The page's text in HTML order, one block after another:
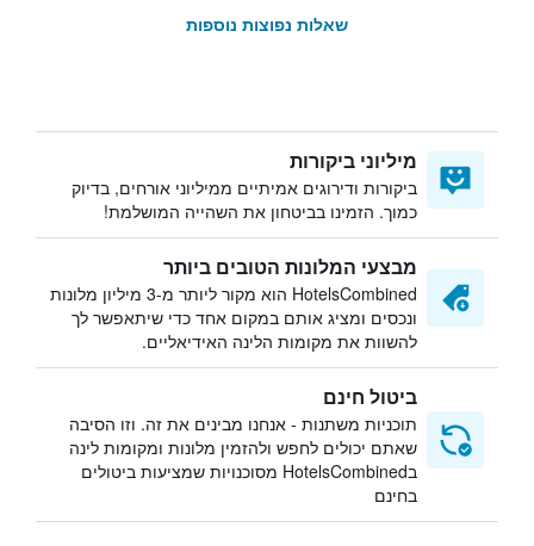
שאלות נפוצות נוספות
מיליוני ביקורות
ביקורות ודירוגים אמיתיים ממיליוני אורחים, בדיוק
כמוך. הזמינו בביטחון את השהייה המושלמת!
מבצעי המלונות הטובים ביותר
HotelsCombined הוא מקור ליותר מ-3 מיליון מלונות
ונכסים ומציג אותם במקום אחד כדי שיתאפשר לך
להשוות את מקומות הלינה האידיאליים.
ביטול חינם
תוכניות משתנות - אנחנו מבינים את זה. וזו הסיבה
שאתם יכולים לחפש ולהזמין מלונות ומקומות לינה
בHotelsCombined מסוכנויות שמציעות ביטולים
בחינם